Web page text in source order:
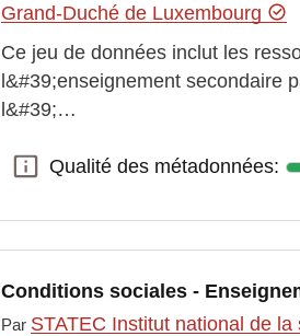
Grand-Duché de Luxembourg
Ce jeu de données inclut les
l&#39;enseignement secondaire
l&#39;…
Qualité des métadonnées:
Qualité des métadonnées:
Conditions sociales -
Par STATEC Institut national de